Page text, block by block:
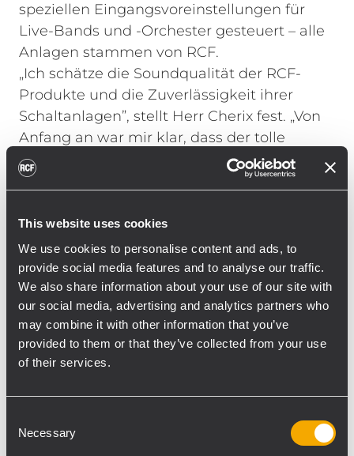
This website uses cookies
We use cookies to personalise content and ads, to
provide social media features and to analyse our traffic.
We also share information about your use of our site with
our social media, advertising and analytics partners who
may combine it with other information that you’ve
provided to them or that they’ve collected from your use
of their services.
Selection
Necessary
speziellen Eingangsvoreinstellungen für
Live-Bands und -Orchester gesteuert – alle
Anlagen stammen von RCF.
„Ich schätze die Soundqualität der RCF-
Produkte und die Zuverlässigkeit ihrer
Schaltanlagen”, stellt Herr Cherix fest. „Von
Anfang an war mir klar, dass der tolle
italienische Sound von RCF für DJs und
Clubbesucher perfekt ist.“
und umweltbezogener Faktoren, wie die
Nähe von mehreren Hotels, die
Beschränkungen bezüglich der
Lärmemissionen bedingten und zu einem
vorrangigen Anliegen machten, nicht ganz
ohne Schwierigkeiten. Der Waikiki Club
verfügt über einen Außenbereich unter
einer Stahlkonstruktion. Daher mussten die
Lautsprecher in Mehrfach-Array angeordnet
haben. Konstante Feuchtigkeit, Wind und